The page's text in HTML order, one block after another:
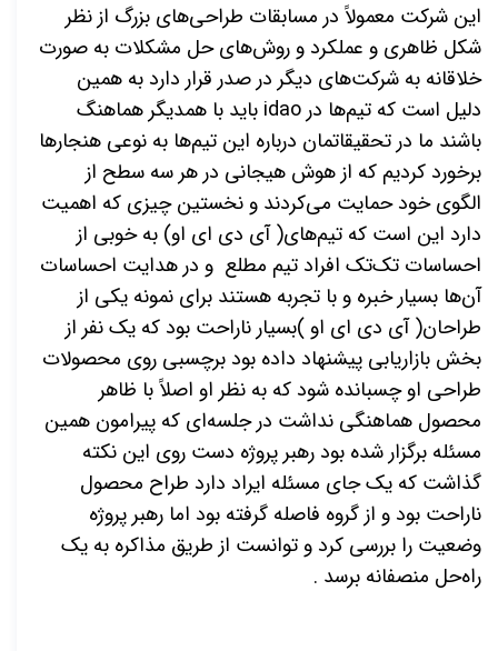
این شرکت معمولاً در مسابقات طراحی‌های بزرگ از نظر
شکل ظاهری و عملکرد و روش‌های حل مشکلات به صورت
خلاقانه به شرکت‌های دیگر در صدر قرار دارد به همین
دلیل است که تیم‌ها در idao باید با همدیگر هماهنگ
باشند ما در تحقیقاتمان درباره این تیم‌ها به نوعی هنجارها
برخورد کردیم که از هوش هیجانی در هر سه سطح از
الگوی خود حمایت می‌کردند و نخستین چیزی که اهمیت
دارد این است که تیم‌های( آی دی ای او) به خوبی از
احساسات تک‌تک افراد تیم مطلع و در هدایت احساسات
آن‌ها بسیار خبره و با تجربه هستند برای نمونه یکی از
طراحان( آی دی ای او )بسیار ناراحت بود که یک نفر از
بخش بازاریابی پیشنهاد داده بود برچسبی روی محصولات
طراحی او چسبانده شود که به نظر او اصلاً با ظاهر
محصول هماهنگی نداشت در جلسه‌ای که پیرامون همین
مسئله برگزار شده بود رهبر پروژه دست روی این نکته
گذاشت که یک جای مسئله ‌ایراد دارد طراح محصول
ناراحت بود و از گروه فاصله گرفته بود اما رهبر پروژه
وضعیت را بررسی کرد و توانست از طریق مذاکره به یک
راه‌حل منصفانه برسد .